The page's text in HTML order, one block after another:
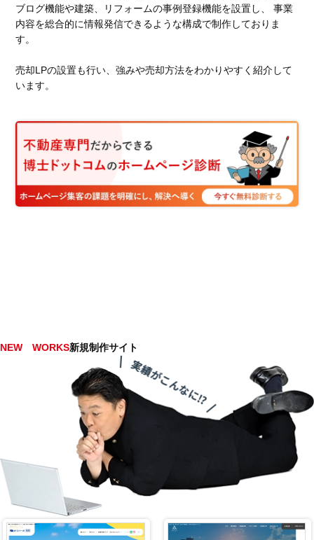
ブログ機能や建築、リフォームの事例登録機能を設置し、 事業
内容を総合的に情報発信できるような構成で制作しておりま
す。
売却LPの設置も行い、強みや売却方法をわかりやすく紹介して
います。
NEW WORKS新規制作サイト